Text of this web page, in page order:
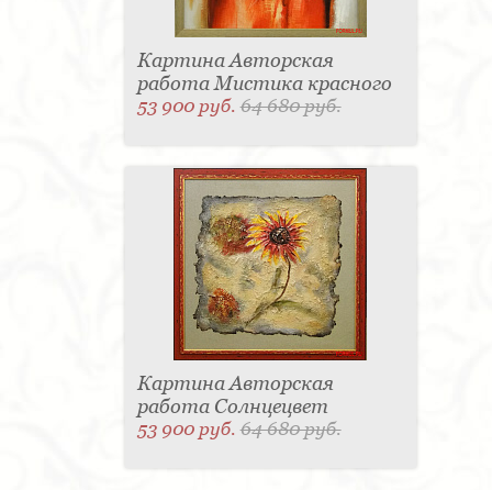
Картина Авторская
работа Мистика красного
53 900 руб.64 680 руб.
Картина Авторская
работа Солнцецвет
53 900 руб.64 680 руб.